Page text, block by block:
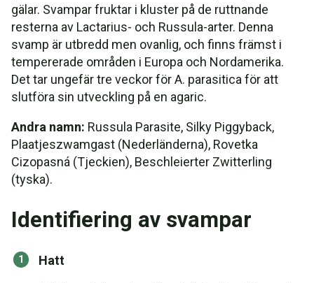
gälar. Svampar fruktar i kluster på de ruttnande
resterna av Lactarius- och Russula-arter. Denna
svamp är utbredd men ovanlig, och finns främst i
tempererade områden i Europa och Nordamerika.
Det tar ungefär tre veckor för A. parasitica för att
slutföra sin utveckling på en agaric.
Andra namn: Russula Parasite, Silky Piggyback,
Plaatjeszwamgast (Nederländerna), Rovetka
Cizopasná (Tjeckien), Beschleierter Zwitterling
(tyska).
Identifiering av svampar
Hatt